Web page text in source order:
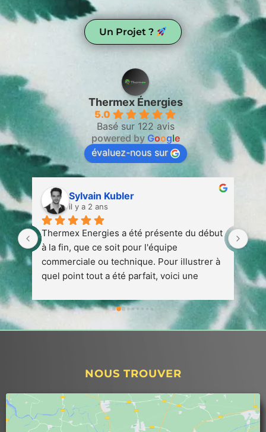
Un Projet ?
Thermex Énergies
5.0
Basé sur 122 avis
powered by Google
évaluez-nous sur
à
Sylvain Kubler
il y a 2 ans
Thermex Energies a été présente du début
à la fin, que ce soit pour l'équipe
commerciale ou technique. Pour illustrer à
quel point tout a été parfait, voici une
contrat avec Thermex en août 2023 en vue
de l'installation d'une pompe à chaleur
prévue pour avril/mai 2024.1. Début
(intoxication au monoxyde) nécessitant
chauffage et d'eau chaude pendant plus de
2 mois. Dès le début, Thermex s'est
NOUS TROUVER